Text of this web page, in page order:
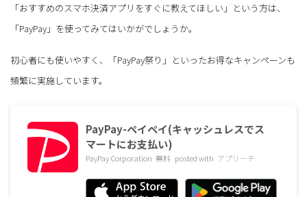
「おすすめのスマホ決済アプリをすぐに教えてほしい」という方は、
「PayPay」を使ってみてはいかがでしょうか。
初心者にも使いやすく、「PayPay祭り」といったお得なキャンペーンも
頻繁に実施しています。
PayPay-ペイペイ(キャッシュレスでス
マートにお支払い)
PayPay Corporation 無料 posted with アプリーチ